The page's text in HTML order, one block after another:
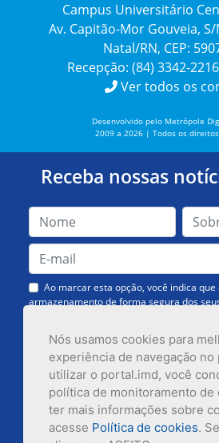
Nós usamos cookies para
experiência de navegação no
utilizar o portal.imd, você
política de monitoramento de
ter mais informações sobre
acesse Política de cookies.
Campus Universitário
Av. Capitão-Mor Gouveia,
Natal/RN, CEP:
Recepção: (84) 3342-
Ver todos os
Desenvolvido pelo Metrópole
2009 a 2026 | Todos os
Receba nossas
Ao marcar esta opção, você indica
armazenamento de forma segura dos
Inscrever-